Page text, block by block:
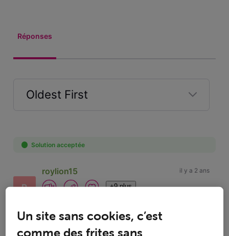
Réponses
Oldest First
First
Solution acceptée
R
roylion15
+9 plus
il y a 2 ans
Un site sans cookies, c’est
comme des frites sans